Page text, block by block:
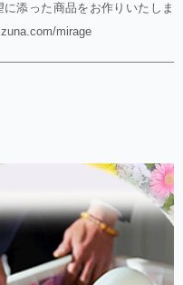
添った商品をお作りいたしま
mirage